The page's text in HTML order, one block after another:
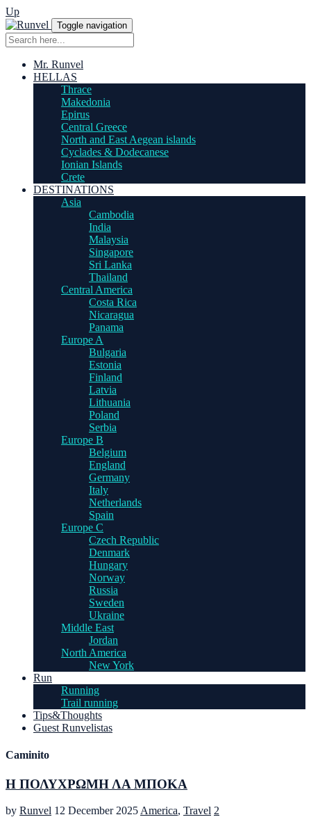
Up
Toggle navigation
Mr. Runvel
HELLAS
Thrace
Makedonia
Epirus
Central Greece
North and East Aegean islands
Cyclades & Dodecanese
Ionian Islands
Crete
DESTINATIONS
Asia
Cambodia
India
Malaysia
Singapore
Sri Lanka
Thailand
Central America
Costa Rica
Nicaragua
Panama
Europe A
Bulgaria
Estonia
Finland
Latvia
Lithuania
Poland
Serbia
Europe B
Belgium
England
Germany
Italy
Netherlands
Spain
Europe C
Czech Republic
Denmark
Hungary
Norway
Russia
Sweden
Ukraine
Middle East
Jordan
North America
New York
Run
Running
Trail running
Tips&Thoughts
Guest Runvelistas
Caminito
Η ΠΟΛΥΧΡΩΜΗ ΛΑ ΜΠΟΚΑ
by Runvel 12 December 2025 America, Travel 2